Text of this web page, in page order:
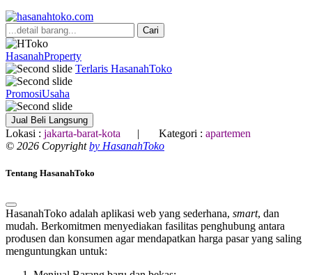
Cari
HasanahProperty
Terlaris HasanahToko
PromosiUsaha
Jual Beli Langsung
Lokasi : jakarta-barat-kota | Kategori : apartemen
© 2026 Copyrightby HasanahToko
Tentang HasanahToko
HasanahToko adalah aplikasi web yang sederhana, smart, dan
mudah. Berkomitmen menyediakan fasilitas penghubung antara
produsen dan konsumen agar mendapatkan harga pasar yang saling
menguntungkan untuk: